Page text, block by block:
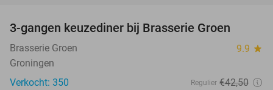
3-gangen keuzediner bij Brasserie Groen
Brasserie Groen 9.9 star
Groningen
Verkocht: 350
Regulier €42,50